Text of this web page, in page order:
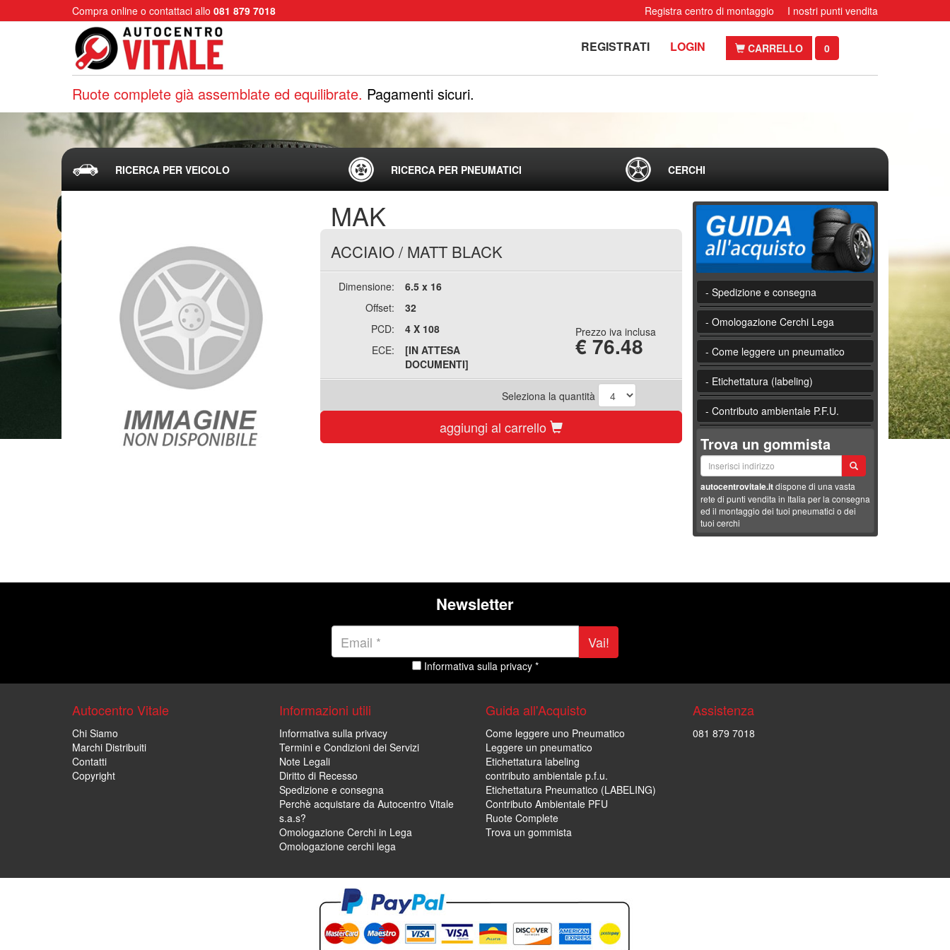
Compra online o contattaci allo 081 879 7018 Registra centro di montaggio I nostri punti vendita
REGISTRATI LOGIN CARRELLO 0
Ruote complete già assemblate ed equilibrate. Pagamenti sicuri.
RICERCA PER VEICOLO RICERCA PER PNEUMATICI CERCHI
MAK
ACCIAIO/ MATT BLACK
Dimensione:
6.5 x 16
Offset:
32
PCD:
4 X 108
ECE:
[IN ATTESA
DOCUMENTI]
Prezzo iva inclusa
€ 76.48
Seleziona la quantità
aggiungi al carrello
- Spedizione e consegna
- Omologazione Cerchi Lega
- Come leggere un pneumatico
- Etichettatura (labeling)
- Contributo ambientale P.F.U.
Trova un gommista
autocentrovitale.itdispone di una vasta
rete di punti vendita in Italia per la consegna
ed il montaggio dei tuoi pneumatici o dei
tuoi cerchi
Newsletter
Vai!
Informativa sulla privacy *
Autocentro Vitale
Chi Siamo
Marchi Distribuiti
Contatti
Copyright
Informazioni utili
Informativa sulla privacy
Termini e Condizioni dei Servizi
Note Legali
Diritto di Recesso
Spedizione e consegna
Perchè acquistare da Autocentro Vitale
s.a.s?
Omologazione Cerchi in Lega
Omologazione cerchi lega
Guida all'Acquisto
Come leggere uno Pneumatico
Leggere un pneumatico
Etichettatura labeling
contributo ambientale p.f.u.
Etichettatura Pneumatico (LABELING)
Contributo Ambientale PFU
Ruote Complete
Trova un gommista
Assistenza
081 879 7018